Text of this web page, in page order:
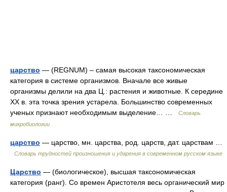
царство — (REGNUM) – самая высокая таксономическая
категория в системе организмов. Вначале все живые
организмы делили на два Ц.: растения и животные. К середине
XX в. эта точка зрения устарела. Большинство современных
ученых признают необходимым выделение… …
Словарь
микробиологии
царство — царство, мн. царства, род. царств, дат. царствам …
Словарь трудностей произношения и ударения в современном русском языке
Царство — (биологическое), высшая таксономическая
категория (ранг). Со времен Аристотеля весь органический мир